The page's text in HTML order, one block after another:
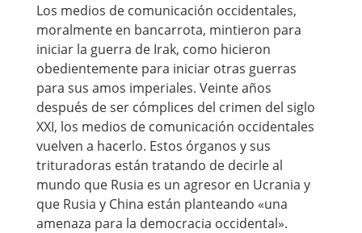
Los medios de comunicación occidentales,
moralmente en bancarrota, mintieron para
iniciar la guerra de Irak, como hicieron
obedientemente para iniciar otras guerras
para sus amos imperiales. Veinte años
después de ser cómplices del crimen del siglo
XXI, los medios de comunicación occidentales
vuelven a hacerlo. Estos órganos y sus
trituradoras están tratando de decirle al
mundo que Rusia es un agresor en Ucrania y
que Rusia y China están planteando «una
amenaza para la democracia occidental».